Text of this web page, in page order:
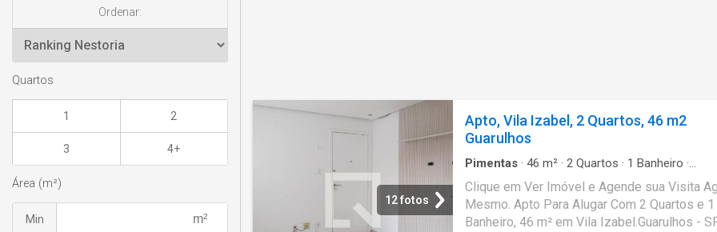
12 fotos
Apto, Vila Izabel, 2 Quartos, 46 m2
Guarulhos
Pimentas · 46 m² · 2 Quartos · 1 Banheiro ·
Clique em Ver Imóvel e Agende sua Visita
Mesmo. Apto Para Alugar Com 2 Quartos e 1
Banheiro, 46 m² em Vila Izabel.Guarulhos -
Ordenar:
Quartos
1 2
3 4+
Área (m²)
Min